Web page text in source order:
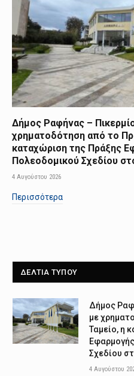
Δήμος Ραφήνας –
χρηματοδότηση από το
καταχώριση της Πράξης
Πολεοδομικού Σχεδίου
4 Αυγούστου 2026
Περισσότερα
ΔΕΛΤΙΑ ΤΥΠΟΥ
Δήμος
με
Ταμείο, η
Σχεδίου
4 Αυγούστου